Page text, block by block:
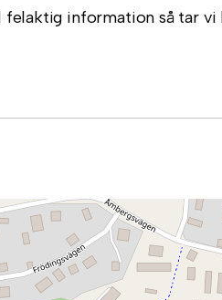
information så tar vi